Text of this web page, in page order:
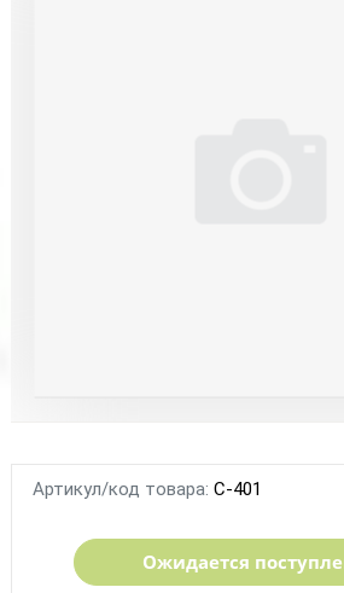
Артикул/код товара: С-401
Ожидается